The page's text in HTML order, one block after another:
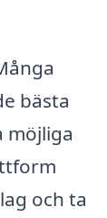
bästa
möjliga
och ta